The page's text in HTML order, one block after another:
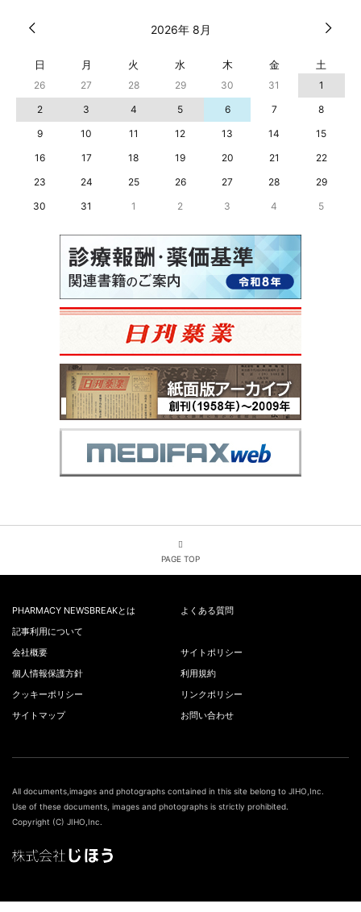
2026年 8月
日 月 火 水 木 金 土
26 27 28 29 30 31
1
2
3 4 5 6 7
8
9
10 11 12 13 14
15
16
17 18 19 20 21
22
23
24 25 26 27 28
29
30
31 1 2 3 4 5
PAGE TOP
PHARMACY NEWSBREAKとは
よくある質問
記事利用について
会社概要
サイトポリシー
個人情報保護方針
利用規約
クッキーポリシー
リンクポリシー
サイトマップ
お問い合わせ
All documents,images and photographs contained in this site belong to JIHO,Inc.
Use of these documents, images and photographs is strictly prohibited.
Copyright (C) JIHO,Inc.